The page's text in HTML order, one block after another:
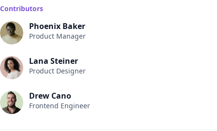
Contributors
Phoenix Baker
Product Manager
Lana Steiner
Product Designer
Drew Cano
Frontend Engineer